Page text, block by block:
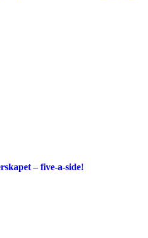
– five-a-side!